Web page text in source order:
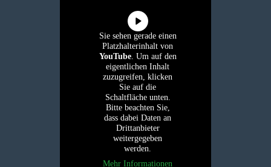
Sie sehen gerade einen
Platzhalterinhalt von
YouTube. Um auf den
eigentlichen Inhalt
zuzugreifen, klicken
Sie auf die
Schaltfläche unten.
Bitte beachten Sie,
dass dabei Daten an
Drittanbieter
weitergegeben
werden.
Mehr Informationen